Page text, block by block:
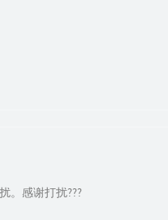
。感谢打扰???